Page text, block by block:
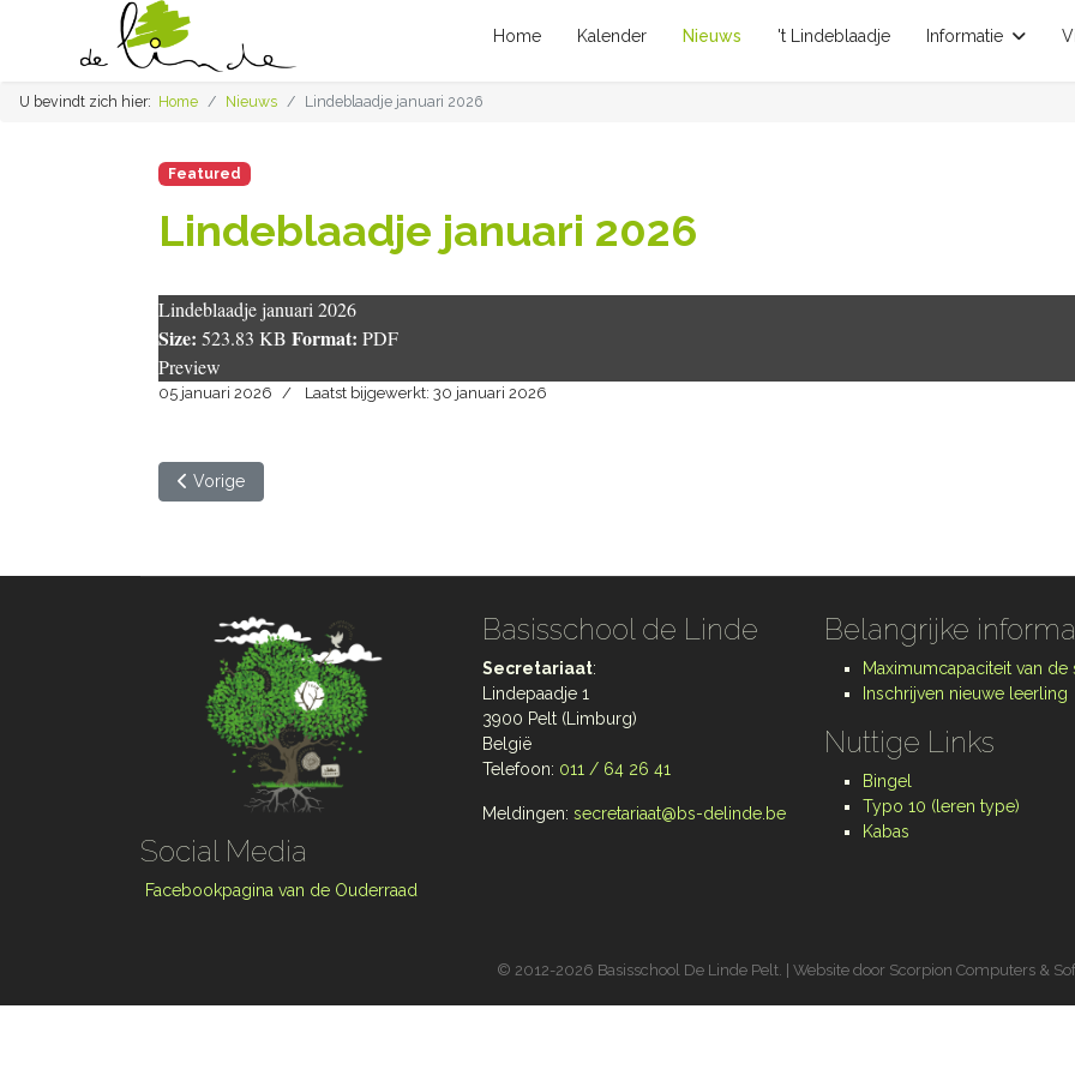
Home Kalender Nieuws 't Lindeblaadje Informatie
U bevindt zich hier: Home Nieuws Lindeblaadje januari 2026
Featured
Lindeblaadje januari 2026
Lindeblaadje januari 2026
Size: 523.83 KB Format: PDF
Preview
05 januari 2026 Laatst bijgewerkt: 30 januari 2026
Vorig artikel: Lindeblaadje februari 2026
Vorige
Social Media
Facebookpagina van de Ouderraad
Basisschool de Linde
Secretariaat:
Lindepaadje 1
3900 Pelt (Limburg)
België
Telefoon: 011 / 64 26 41
Meldingen: secretariaat@bs-delinde.be
Belangrijke
Maximumcapaciteit van de
Inschrijven nieuwe leerling
Nuttige Links
Bingel
Typo 10 (leren type)
Kabas
© 2012-2026 Basisschool De Linde Pelt. | Website door Scorpion Computers &